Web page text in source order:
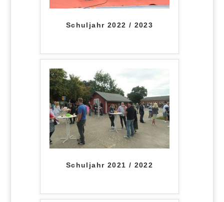
Schuljahr 2022 / 2023
Schuljahr 2021 / 2022